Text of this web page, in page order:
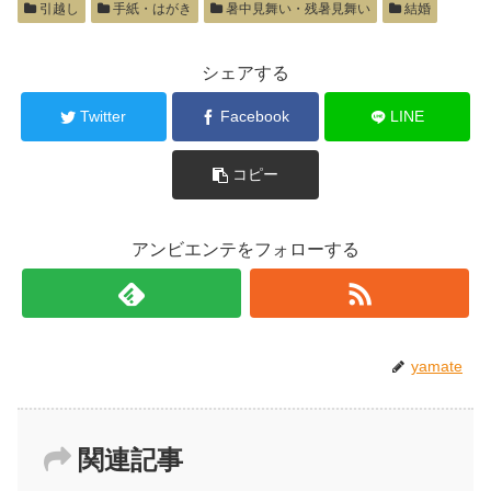
引越し 手紙・はがき 暑中見舞い・残暑見舞い 結婚
シェアする
Twitter Facebook LINE
コピー
アンビエンテをフォローする
yamate
関連記事